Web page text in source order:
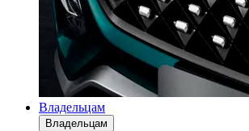
Владельцам
Владельцам